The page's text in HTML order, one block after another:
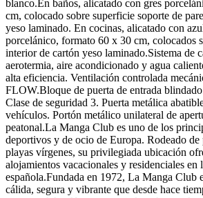
blanco.En baños, alicatado con gres
cm, colocado sobre superficie soporte de
yeso laminado. En cocinas, alicatado con
porcelánico, formato 60 x 30 cm, colocados
interior de cartón yeso laminado.Sistema de
aerotermia, aire acondicionado y agua
alta eficiencia. Ventilación controlada
FLOW.Bloque de puerta de entrada
Clase de seguridad 3. Puerta metálica
vehículos. Portón metálico unilateral de
peatonal.La Manga Club es uno de los
deportivos y de ocio de Europa. Rodeado de
playas vírgenes, su privilegiada ubicación
alojamientos vacacionales y residenciales en
española.Fundada en 1972, La Manga Club
cálida, segura y vibrante que desde hace